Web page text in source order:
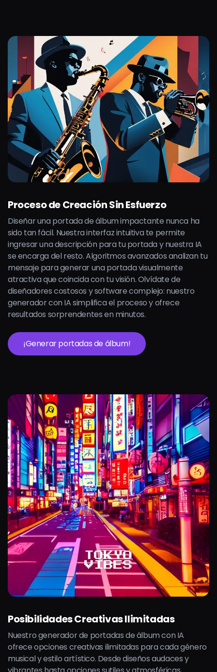
Proceso de Creación Sin Esfuerzo
Diseñar una portada de álbum impactante nunca ha
sido tan fácil. Nuestra interfaz intuitiva te permite
ingresar una descripción para tu portada y nuestra IA
se encarga del resto. Algoritmos avanzados analizan tu
mensaje para generar una portada visualmente
atractiva que coincida con tu visión. Olvídate de
diseñadores costosos y software complejo: nuestro
generador con IA simplifica el proceso y ofrece
resultados sorprendentes en minutos.
¡Generar portadas de álbum!
Posibilidades Creativas Ilimitadas
Nuestro generador de portadas de álbum con IA
ofrece opciones creativas ilimitadas para cada género
musical y estilo artístico. Desde diseños audaces y